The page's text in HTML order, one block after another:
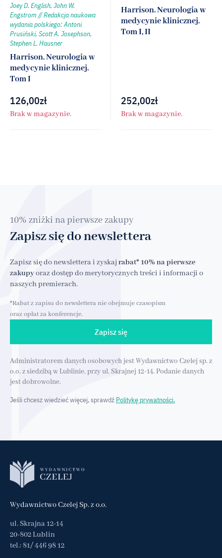
Joey D. English, John W.
Engstrom // Redakcja naukowa
wydania polskiego: Antoni
Prusiński, Scott A. Josephson,
Stephen L. Hausner
Harrison. Neurologia w
medycynie klinicznej.
Tom I
126,00zł
Brak w magazynie.
Harrison. Neurologia w
medycynie klinicznej.
Tom I, II
252,00zł
Brak w magazynie.
10% zniżki na pierwsze zakupy
Zapisz się do newslettera
Zapisz się do newslettera i zyskaj rabat* 10% na pierwsze
zakupyoraz dostęp do merytorycznych treści i informacji o
naszych premierach.
*Rabat z zapisu do newslettera nie obejmuje czasopism
oraz opłat za konferencje.
Zapisz się
Administratorem danych osobowych jest Wydawnictwo Czelej sp. z
o.o. z siedzibą w Lublinie, przy ul. Skrajnej 12-14. Podanie danych
jest dobrowolne.
Jeśli chcesz wiedzieć więcej, sprawdź Politykę prywatności.
Wydawnictwo Czelej Sp. z o.o.
ul. Skrajna 12-14
20-802 Lublin
tel.: 81/ 446 98 12